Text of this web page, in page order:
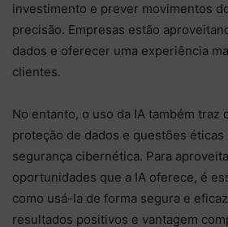
investimento e prever movimentos
precisão. Empresas estão
dados e oferecer uma experiência
clientes.
No entanto, o uso da IA também traz
proteção de dados e questões éticas
segurança cibernética. Para
oportunidades que a IA oferece, é
como usá-la de forma segura e
resultados positivos e vantagem